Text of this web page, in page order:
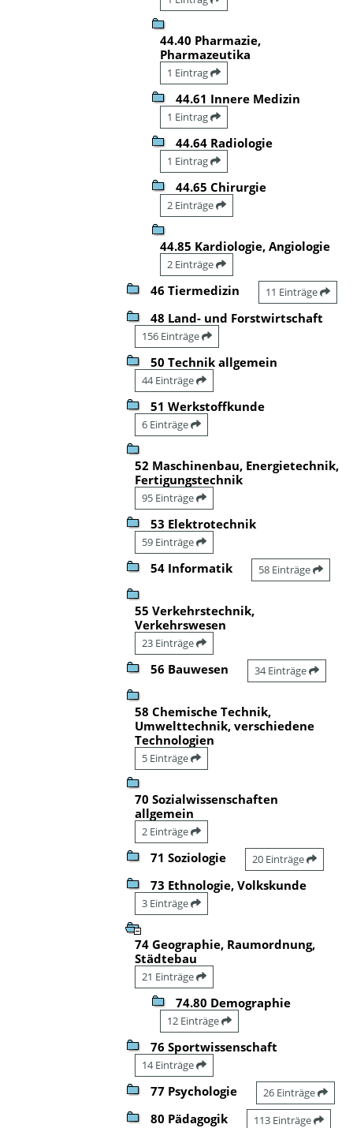
44.40 Pharmazie,
Pharmazeutika
1 Eintrag
44.61 Innere Medizin
1 Eintrag
44.64 Radiologie
1 Eintrag
44.65 Chirurgie
2 Einträge
44.85 Kardiologie, Angiologie
2 Einträge
46 Tiermedizin 11 Einträge
48 Land- und Forstwirtschaft
156 Einträge
50 Technik allgemein
44 Einträge
51 Werkstoffkunde
6 Einträge
52 Maschinenbau, Energietechnik,
Fertigungstechnik
95 Einträge
53 Elektrotechnik
59 Einträge
54 Informatik 58 Einträge
55 Verkehrstechnik,
Verkehrswesen
23 Einträge
56 Bauwesen 34 Einträge
58 Chemische Technik,
Umwelttechnik, verschiedene
Technologien
5 Einträge
70 Sozialwissenschaften
allgemein
2 Einträge
71 Soziologie 20 Einträge
73 Ethnologie, Volkskunde
3 Einträge
74 Geographie, Raumordnung,
Städtebau
21 Einträge
74.80 Demographie
12 Einträge
76 Sportwissenschaft
14 Einträge
77 Psychologie 26 Einträge
80 Pädagogik 113 Einträge